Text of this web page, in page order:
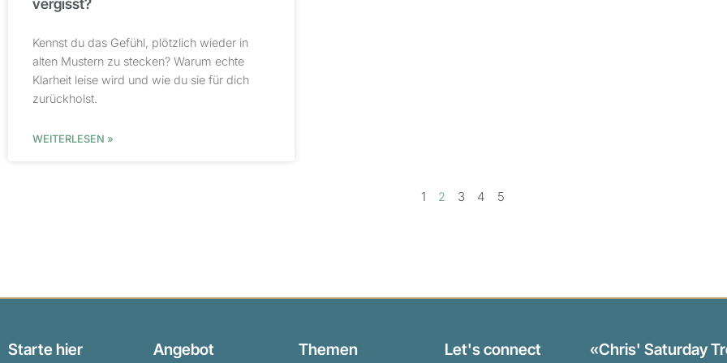
vergisst?
Kennst du das Gefühl, plötzlich wieder in
alten Mustern zu stecken? Warum echte
Klarheit leise wird und wie du sie für dich
zurückholst.
WEITERLESEN »
1 2 3 4 5
Starte hier Angebot Themen Let's connect «Chris' Saturday